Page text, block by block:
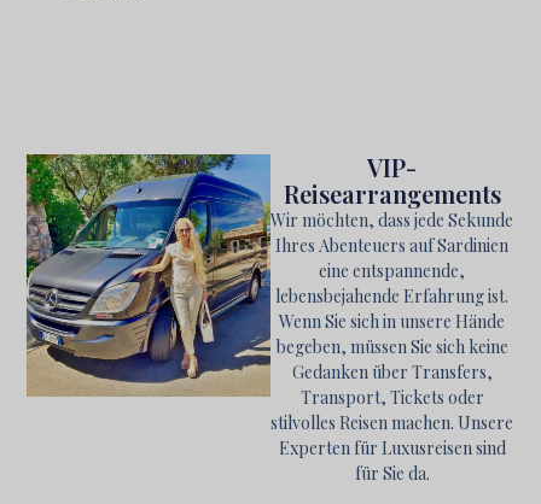
VIP-
Reisearrangements
Wir möchten, dass jede Sekunde
Ihres Abenteuers auf Sardinien
eine entspannende,
lebensbejahende Erfahrung ist.
Wenn Sie sich in unsere Hände
begeben, müssen Sie sich keine
Gedanken über Transfers,
Transport, Tickets oder
stilvolles Reisen machen. Unsere
Experten für Luxusreisen sind
für Sie da.